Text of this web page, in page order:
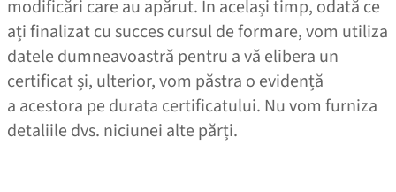
modificări care au apărut. În același timp, odată ce
ați finalizat cu succes cursul de formare, vom utiliza
datele dumneavoastră pentru a vă elibera un
certificat și, ulterior, vom păstra o evidență
a acestora pe durata certificatului. Nu vom furniza
detaliile dvs. niciunei alte părți.